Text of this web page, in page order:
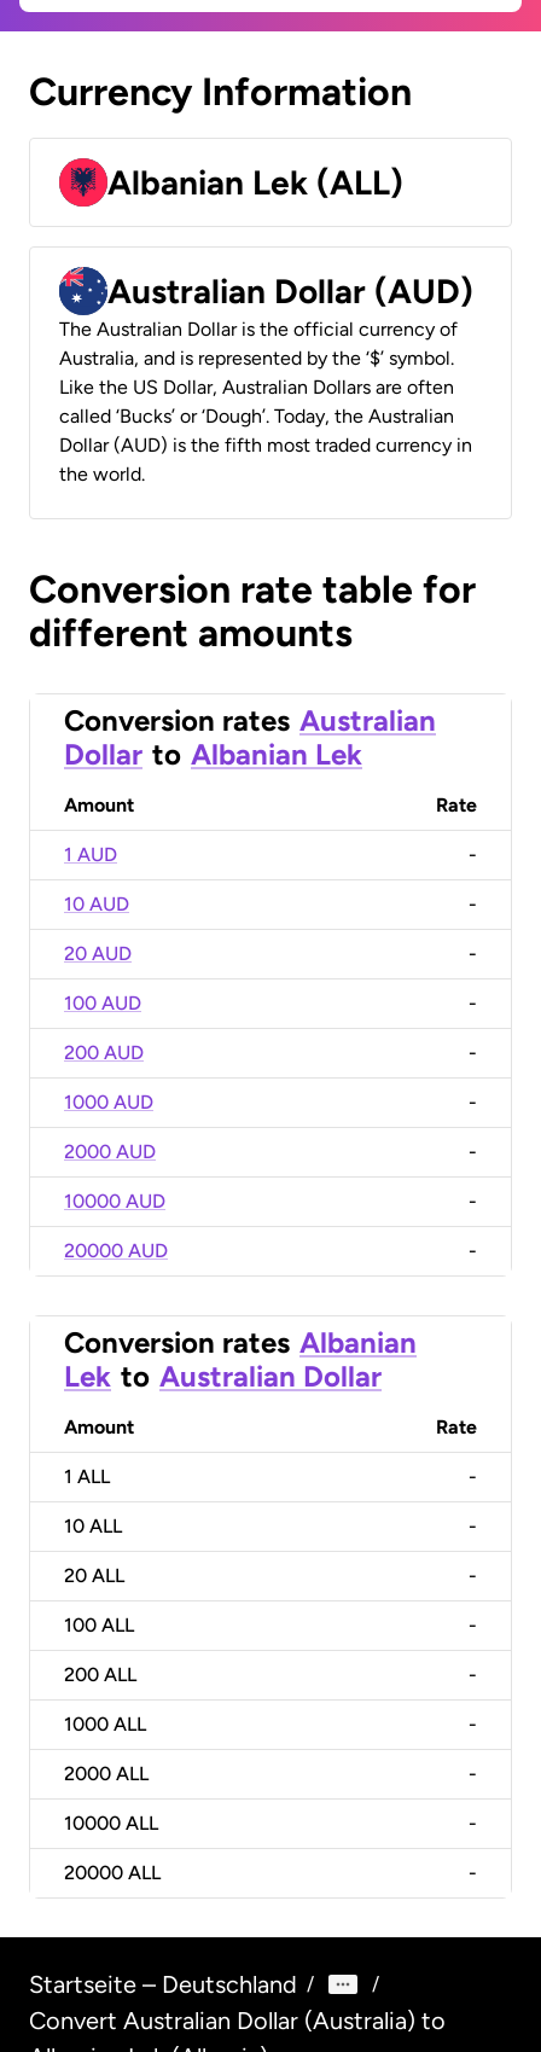
Currency Information
Albanian Lek (ALL)
Australian Dollar (AUD)
The Australian Dollar is the official currency of
Australia, and is represented by the ‘$’ symbol.
Like the US Dollar, Australian Dollars are often
called ‘Bucks’ or ‘Dough’. Today, the Australian
Dollar (AUD) is the fifth most traded currency in
the world.
Conversion rate table for
different amounts
Conversion rates Australian
Dollar to Albanian Lek
Amount Rate
1 AUD -
10 AUD -
20 AUD -
100 AUD -
200 AUD -
1000 AUD -
2000 AUD -
10000 AUD -
20000 AUD -
Conversion rates Albanian
Lek to Australian Dollar
Amount Rate
1 ALL -
10 ALL -
20 ALL -
100 ALL -
200 ALL -
1000 ALL -
2000 ALL -
10000 ALL -
20000 ALL -
Startseite – Deutschland / /
Convert Australian Dollar (Australia) to